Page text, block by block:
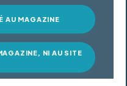
AU MAGAZINE
NI AU SITE